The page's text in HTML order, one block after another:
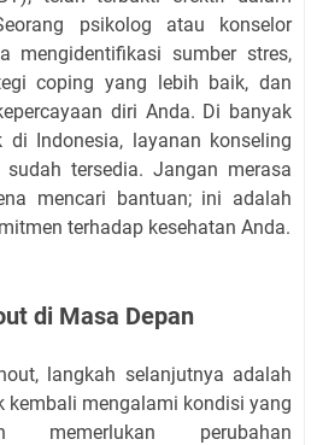
psikolog atau konselor
mengidentifikasi sumber stres,
coping yang lebih baik, dan
diri Anda. Di banyak
Indonesia, layanan konseling
tersedia. Jangan merasa
mencari bantuan; ini adalah
terhadap kesehatan Anda.
di Masa Depan
langkah selanjutnya adalah
kembali mengalami kondisi yang
memerlukan perubahan